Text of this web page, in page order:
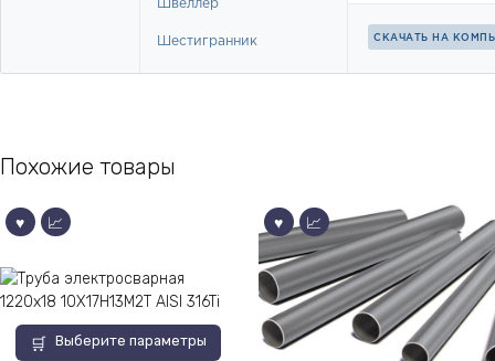
Похожие товары
Выберите параметры
Этот